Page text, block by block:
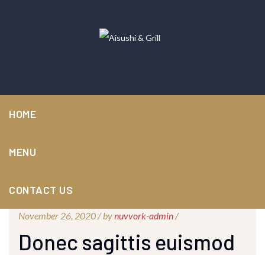
HOME
MENU
CONTACT US
November 26, 2020 /bynuvvork-admin/
Donec sagittis euismod